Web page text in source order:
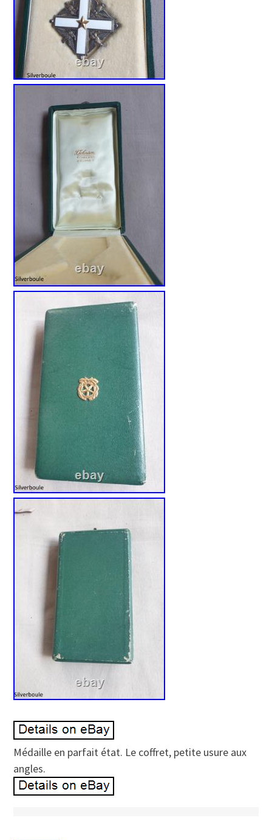
Médaille en parfait état. Le coffret, petite usure aux
angles.